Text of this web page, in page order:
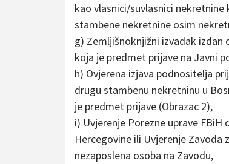
kao vlasnici/suvlasnici
stambene nekretnine osim
g) Zemljišnoknjižni izvadak izdan
koja je predmet prijave na Javni
h) Ovjerena izjava podnositelja
drugu stambenu nekretninu u
je predmet prijave (Obrazac 2),
i) Uvjerenje Porezne uprave
Hercegovine ili Uvjerenje Zavoda
nezaposlena osoba na Zavodu,